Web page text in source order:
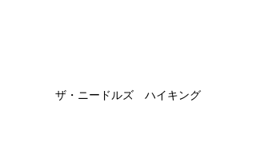
ザ・ニードルズ　ハイキング